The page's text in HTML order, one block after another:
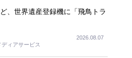
、世界遺産登録機に「飛鳥トラ
ィアサービス
2026.08.07